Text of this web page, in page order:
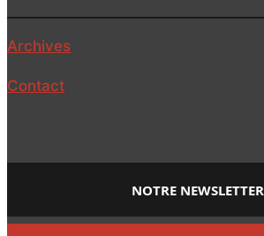
Archives
Contact
NOTRE NEWSLETTER